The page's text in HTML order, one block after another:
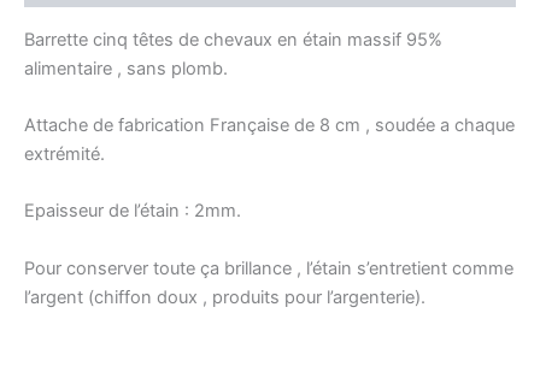
Barrette cinq têtes de chevaux en étain massif 95%
alimentaire , sans plomb.
Attache de fabrication Française de 8 cm , soudée a chaque
extrémité.
Epaisseur de l’étain : 2mm.
Pour conserver toute ça brillance , l’étain s’entretient comme
l’argent (chiffon doux , produits pour l’argenterie).